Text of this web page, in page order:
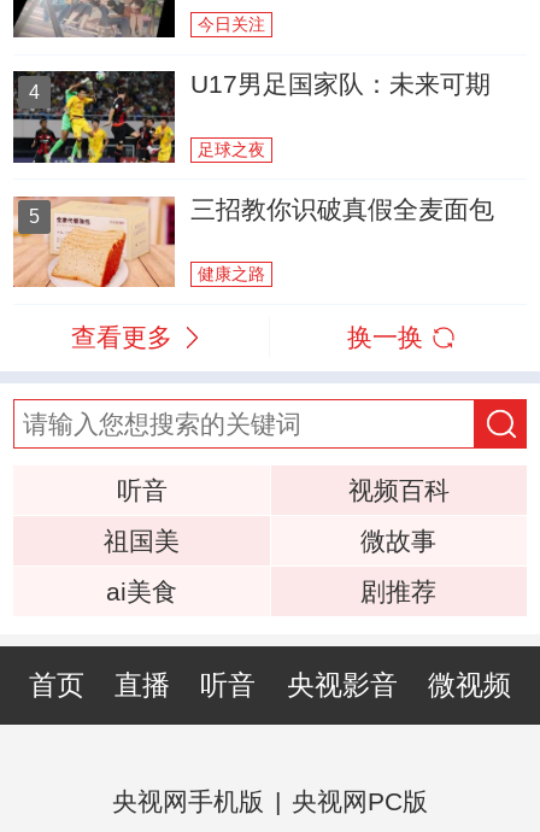
今日关注
4 U17男足国家队：未来可期
足球之夜
5 三招教你识破真假全麦面包
健康之路
查看更多 换一换
听音
视频百科
祖国美
微故事
ai美食
剧推荐
首页 直播 听音 央视影音 微视频
央视网手机版 | 央视网PC版